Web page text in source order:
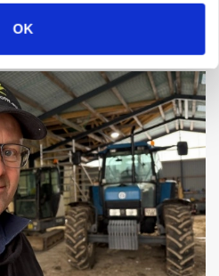
OK kan åbne nyt